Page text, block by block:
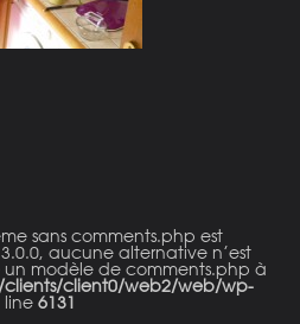
sans comments.php est
aucune alternative n’est
un modèle de comments.php à
client0/web2/web/wp-
line 6131